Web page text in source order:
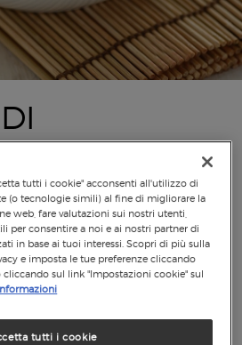
CACAO
tutti i cookie" acconsenti all'utilizzo di
(o tecnologie simili) al fine di migliorare la
web, fare valutazioni sui nostri utenti,
per consentire a noi e ai nostri partner di
in base ai tuoi interessi. Scopri di più sulla
e imposta le tue preferenze cliccando
sul link "Impostazioni cookie" sul
tutti i cookie